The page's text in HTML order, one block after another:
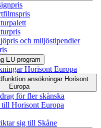
och miljöstipendier
EU-program
Horisont Europa
ansökningar Horisont
Europa
för fler skånska
till Horisont Europa
sig till Skåne